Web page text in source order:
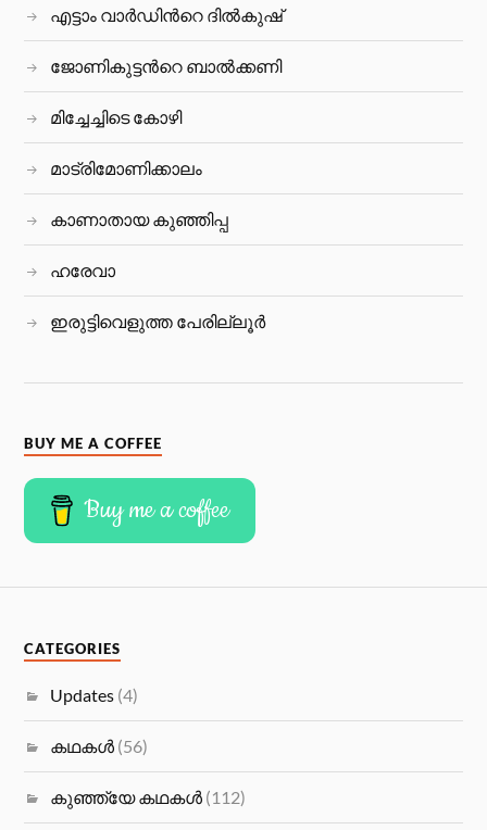
എട്ടാം വാർഡിന്‍റെ ദിൽകുഷ്
ജോണികുട്ടന്‍റെ ബാല്‍ക്കണി
മിച്ചേച്ചിടെ കോഴി
മാട്രിമോണിക്കാലം
കാണാതായ കുഞ്ഞിപ്പ
ഹരേവാ
ഇരുട്ടിവെളുത്ത പേരില്ലൂര്‍
BUY ME A COFFEE
Buy me a coffee
CATEGORIES
Updates (4)
കഥകള്‍ (56)
കുഞ്ഞ്യേ കഥകള്‍ (112)